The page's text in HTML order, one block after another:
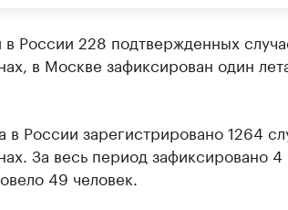
в России 228 подтвержденных
в Москве зафиксирован один
России зарегистрировано 1264
За весь период зафиксировано 4
49 человек.